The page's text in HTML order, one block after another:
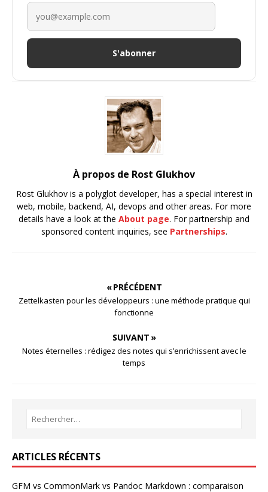
S'abonner
À propos de Rost Glukhov
Rost Glukhov is a polyglot developer, has a special interest in
web, mobile, backend, AI, devops and other areas. For more
details have a look at the About page. For partnership and
sponsored content inquiries, see Partnerships.
« PRÉCÉDENT
Zettelkasten pour les développeurs : une méthode pratique qui
fonctionne
SUIVANT »
Notes éternelles : rédigez des notes qui s’enrichissent avec le
temps
ARTICLES RÉCENTS
GFM vs CommonMark vs Pandoc Markdown : comparaison